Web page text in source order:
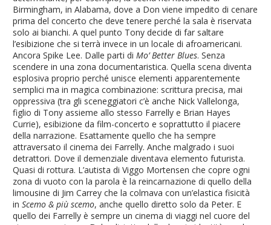
Birmingham, in Alabama, dove a Don viene impedito di cenare
prima del concerto che deve tenere perché la sala è riservata
solo ai bianchi. A quel punto Tony decide di far saltare
l’esibizione che si terrà invece in un locale di afroamericani.
Ancora Spike Lee. Dalle parti diMo’ Better Blues. Senza
scendere in una zona documentaristica. Quella scena diventa
esplosiva proprio perché unisce elementi apparentemente
semplici ma in magica combinazione: scrittura precisa, mai
oppressiva (tra gli sceneggiatori c’è anche Nick Vallelonga,
figlio di Tony assieme allo stesso Farrelly e Brian Hayes
Currie), esibizione da film-concerto e soprattutto il piacere
della narrazione. Esattamente quello che ha sempre
attraversato il cinema dei Farrelly. Anche malgrado i suoi
detrattori. Dove il demenziale diventava elemento futurista.
Quasi di rottura. L’autista di Viggo Mortensen che copre ogni
zona di vuoto con la parola è la reincarnazione di quello della
limousine di Jim Carrey che la colmava con un’elastica fisicità
inScemo & più scemo, anche quello diretto solo da Peter. E
quello dei Farrelly è sempre un cinema di viaggi nel cuore del